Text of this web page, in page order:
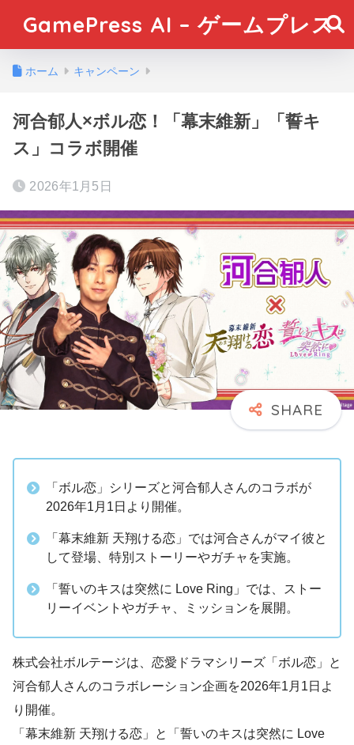
GamePress AI – ゲームプレス
ホーム キャンペーン
河合郁人×ボル恋！「幕末維新」「誓キ
ス」コラボ開催
2026年1月5日
「ボル恋」シリーズと河合郁人さんのコラボが
2026年1月1日より開催。
「幕末維新 天翔ける恋」では河合さんがマイ彼と
して登場、特別ストーリーやガチャを実施。
「誓いのキスは突然に Love Ring」では、ストー
リーイベントやガチャ、ミッションを展開。
株式会社ボルテージは、恋愛ドラマシリーズ「ボル恋」と
河合郁人さんのコラボレーション企画を2026年1月1日よ
り開催。
「幕末維新 天翔ける恋」と「誓いのキスは突然に Love